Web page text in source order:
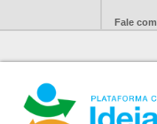
Fale